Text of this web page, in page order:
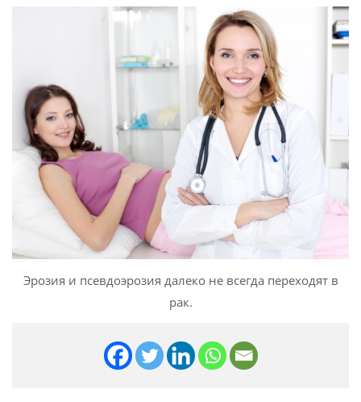
Эрозия и псевдоэрозия далеко не всегда переходят в
рак.